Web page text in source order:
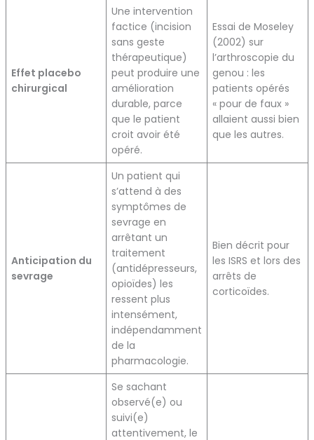
Effet placebo
chirurgical
Une intervention
factice (incision
sans geste
thérapeutique)
peut produire une
amélioration
durable, parce
que le patient
croit avoir été
opéré.
Essai de Moseley
(2002) sur
l’arthroscopie du
genou : les
patients opérés
« pour de faux »
allaient aussi bien
que les autres.
Anticipation du
sevrage
Un patient qui
s’attend à des
symptômes de
sevrage en
arrêtant un
traitement
(antidépresseurs,
opioïdes) les
ressent plus
intensément,
indépendamment
de la
pharmacologie.
Bien décrit pour
les ISRS et lors des
arrêts de
corticoïdes.
Se sachant
observé(e) ou
suivi(e)
attentivement, le